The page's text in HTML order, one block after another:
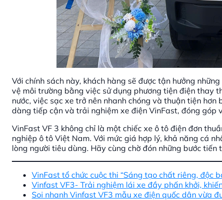
Với chính sách này, khách hàng sẽ được tận hưởng
vệ môi trường bằng việc sử dụng phương tiện điện thay
nước, việc sạc xe trở nên nhanh chóng và thuận tiện
dàng tiếp cận và trải nghiệm xe điện VinFast, đóng
VinFast VF 3 không chỉ là một chiếc xe ô tô điện đơn
nghiệp ô tô Việt Nam. Với mức giá hợp lý, khả năng cá
lòng người tiêu dùng. Hãy cùng chờ đón những bước
VinFast tổ chức cuộc thi “Sáng tạo chất riêng, độc
Vinfast VF3- Trải nghiệm lái xe đầy phấn khởi,
Soi nhanh Vinfast VF3 mẫu xe điện quốc dân vừa